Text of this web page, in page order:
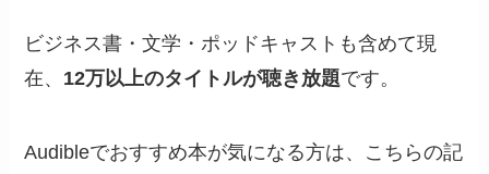
ビジネス書・文学・ポッドキャストも含めて現
在、 12万以上のタイトルが聴き放題です。
Audibleでおすすめ本が気になる方は、こちらの記